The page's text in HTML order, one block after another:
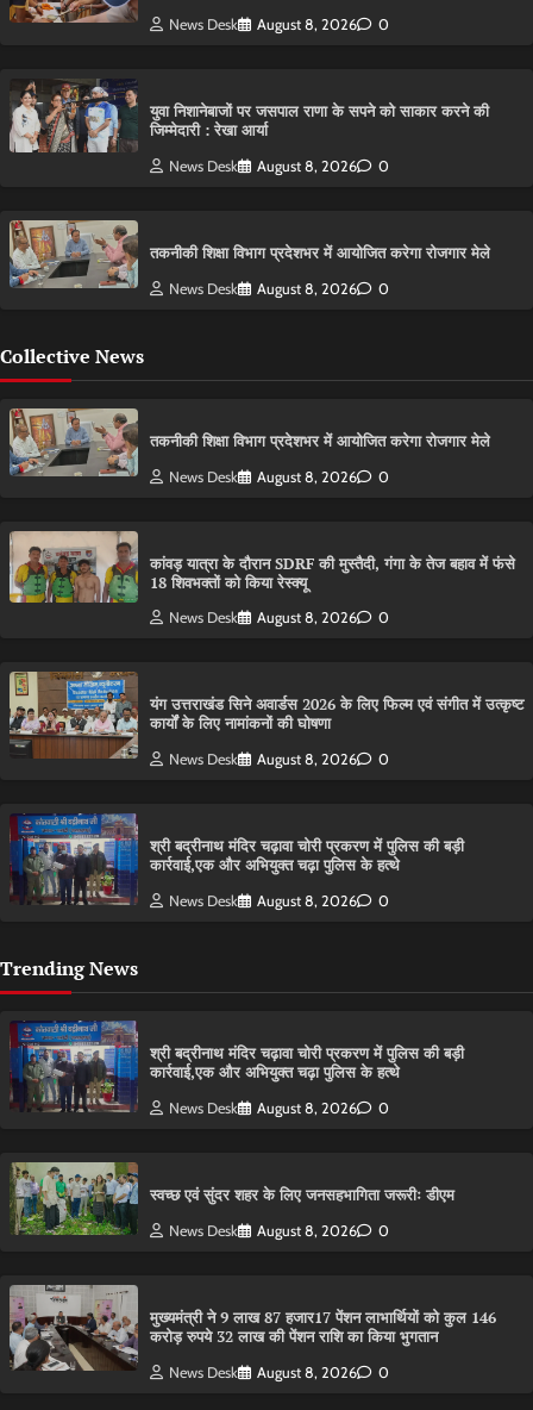
News Desk August 8, 2026 0
युवा निशानेबाजों पर जसपाल राणा के सपने को साकार करने की
जिम्मेदारी : रेखा आर्या
News Desk August 8, 2026 0
तकनीकी शिक्षा विभाग प्रदेशभर में आयोजित करेगा रोजगार मेले
News Desk August 8, 2026 0
Collective News
तकनीकी शिक्षा विभाग प्रदेशभर में आयोजित करेगा रोजगार मेले
News Desk August 8, 2026 0
कांवड़ यात्रा के दौरान SDRF की मुस्तैदी, गंगा के तेज बहाव में फंसे
18 शिवभक्तों को किया रेस्क्यू
News Desk August 8, 2026 0
यंग उत्तराखंड सिने अवार्डस 2026 के लिए फिल्म एवं संगीत में उत्कृष्ट
कार्यों के लिए नामांकनों की घोषणा
News Desk August 8, 2026 0
श्री बद्रीनाथ मंदिर चढ़ावा चोरी प्रकरण में पुलिस की बड़ी
कार्रवाई,एक और अभियुक्त चढ़ा पुलिस के हत्थे
News Desk August 8, 2026 0
Trending News
श्री बद्रीनाथ मंदिर चढ़ावा चोरी प्रकरण में पुलिस की बड़ी
कार्रवाई,एक और अभियुक्त चढ़ा पुलिस के हत्थे
News Desk August 8, 2026 0
स्वच्छ एवं सुंदर शहर के लिए जनसहभागिता जरूरीः डीएम
News Desk August 8, 2026 0
मुख्यमंत्री ने 9 लाख 87 हजार17 पेंशन लाभार्थियों को कुल 146
करोड़ रुपये 32 लाख की पेंशन राशि का किया भुगतान
News Desk August 8, 2026 0